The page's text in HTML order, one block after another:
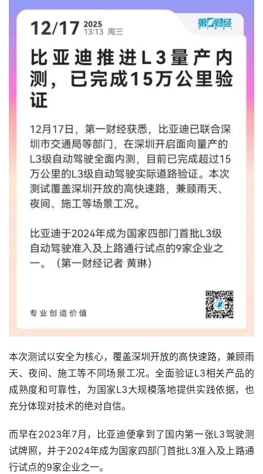
本次测试以安全为核心，覆盖深圳开放的高快速路，兼顾雨
天、夜间、施工等不同场景工况。全面验证L3相关产品的
成熟度和可靠性，为国家L3大规模落地提供实践依据，也
充分体现对技术的绝对自信。
而早在2023年7月，比亚迪便拿到了国内第一张L3驾驶测
试牌照，并于2024年成为国家四部门首批L3准入及上路通
行试点的9家企业之一。